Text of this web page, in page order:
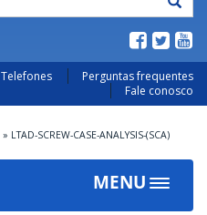
Telefones
Perguntas frequentes
Fale conosco
» LTAD-SCREW-CASE-ANALYSIS-(SCA)
MENU
Toggle